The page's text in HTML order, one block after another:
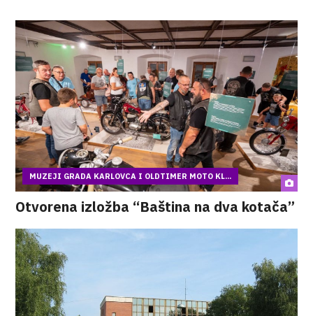
MUZEJI GRADA KARLOVCA I OLDTIMER MOTO KL...
Otvorena izložba “Baština na dva kotača”